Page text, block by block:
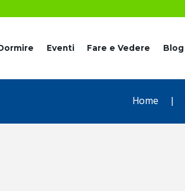
Eventi Fare e Vedere Blog
Home